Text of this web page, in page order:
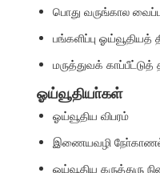
பொது வருங்கால
பங்களிப்பு
மருத்துவக் காப்பீட்டுத்
ஓய்வூதியா்கள்
ஓய்வூதிய விபரம்
இணையவழி நோ்காணல்
ஓய்வூதிய கருத்துரு